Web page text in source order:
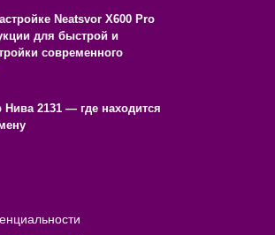
Neatsvor X600 Pro
для быстрой и
современного
2131 — где находится